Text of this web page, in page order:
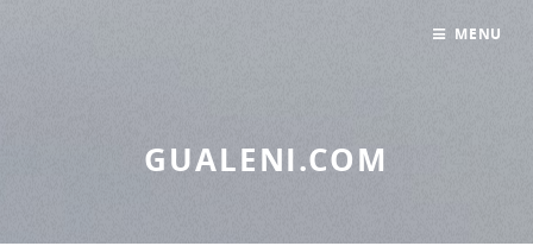
GUALENI.COM
MENU